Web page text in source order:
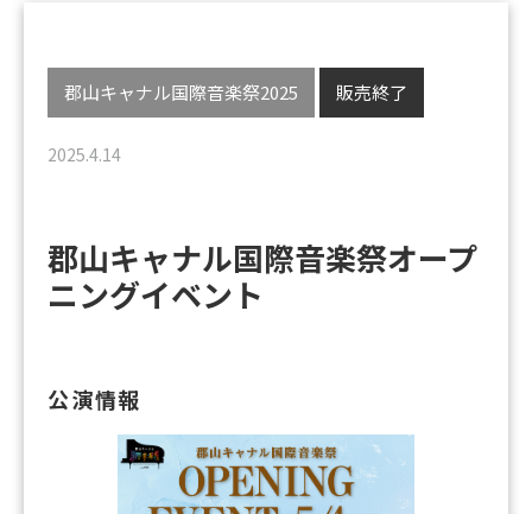
郡山キャナル国際音楽祭2025 販売終了
2025.4.14
郡山キャナル国際音楽祭オープ
ニングイベント
公演情報